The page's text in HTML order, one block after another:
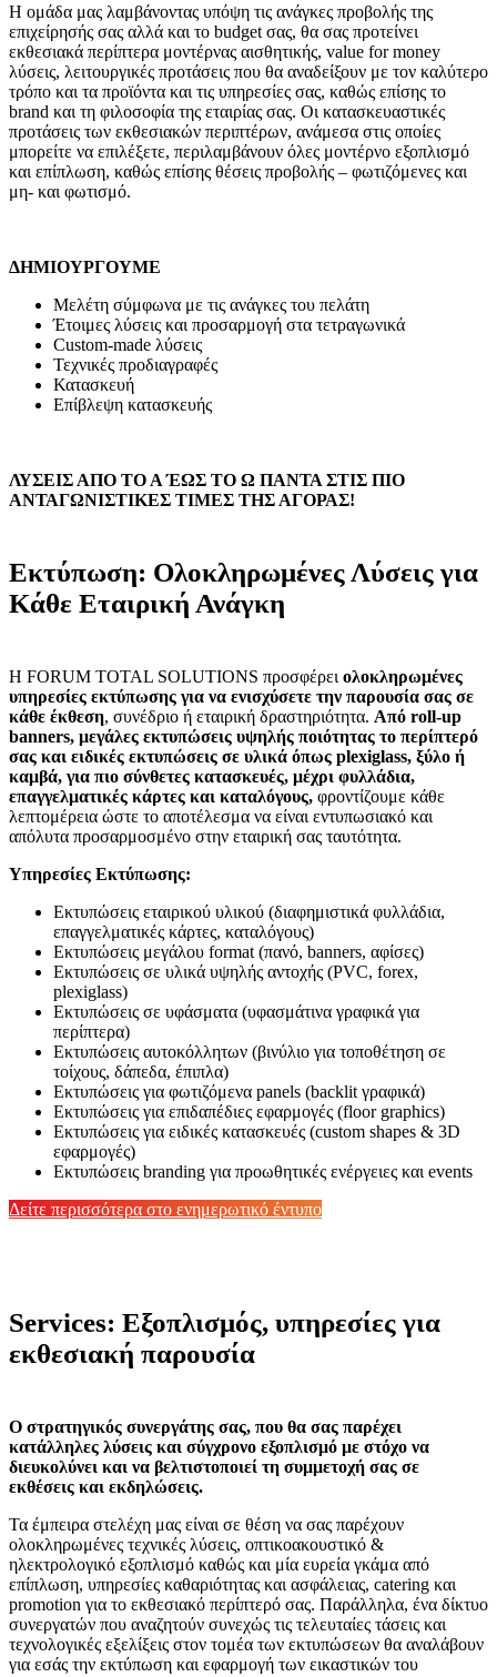
Η ομάδα μας λαμβάνοντας υπόψη τις ανάγκες προβολής της
επιχείρησής σας αλλά και το budget σας, θα σας προτείνει
εκθεσιακά περίπτερα μοντέρνας αισθητικής, value for money
λύσεις, λειτουργικές προτάσεις που θα αναδείξουν με τον καλύτερο
τρόπο και τα προϊόντα και τις υπηρεσίες σας, καθώς επίσης το
brand και τη φιλοσοφία της εταιρίας σας. Οι κατασκευαστικές
προτάσεις των εκθεσιακών περιπτέρων, ανάμεσα στις οποίες
μπορείτε να επιλέξετε, περιλαμβάνουν όλες μοντέρνο εξοπλισμό
και επίπλωση, καθώς επίσης θέσεις προβολής – φωτιζόμενες και
μη- και φωτισμό.
ΔΗΜΙΟΥΡΓΟΥΜΕ
Μελέτη σύμφωνα με τις ανάγκες του πελάτη
Έτοιμες λύσεις και προσαρμογή στα τετραγωνικά
Custom-made λύσεις
Τεχνικές προδιαγραφές
Κατασκευή
Επίβλεψη κατασκευής
ΛΥΣΕΙΣ ΑΠΟ ΤΟ Α ΈΩΣ ΤΟ Ω ΠΑΝΤΑ ΣΤΙΣ ΠΙΟ
ΑΝΤΑΓΩΝΙΣΤΙΚΕΣ ΤΙΜΕΣ ΤΗΣ ΑΓΟΡΑΣ!
Εκτύπωση: Ολοκληρωμένες Λύσεις για
Κάθε Εταιρική Ανάγκη
Η FORUM TOTAL SOLUTIONS προσφέρει ολοκληρωμένες
υπηρεσίες εκτύπωσης για να ενισχύσετε την παρουσία σας σε
κάθε έκθεση, συνέδριο ή εταιρική δραστηριότητα. Από roll-up
banners, μεγάλες εκτυπώσεις υψηλής ποιότητας το περίπτερό
σας και ειδικές εκτυπώσεις σε υλικά όπως plexiglass, ξύλο ή
καμβά, για πιο σύνθετες κατασκευές, μέχρι φυλλάδια,
επαγγελματικές κάρτες και καταλόγους, φροντίζουμε κάθε
λεπτομέρεια ώστε το αποτέλεσμα να είναι εντυπωσιακό και
απόλυτα προσαρμοσμένο στην εταιρική σας ταυτότητα.
Υπηρεσίες Εκτύπωσης:
Εκτυπώσεις εταιρικού υλικού (διαφημιστικά φυλλάδια,
επαγγελματικές κάρτες, καταλόγους)
Εκτυπώσεις μεγάλου format (πανό, banners, αφίσες)
Εκτυπώσεις σε υλικά υψηλής αντοχής (PVC, forex,
plexiglass)
Εκτυπώσεις σε υφάσματα (υφασμάτινα γραφικά για
περίπτερα)
Εκτυπώσεις αυτοκόλλητων (βινύλιο για τοποθέτηση σε
τοίχους, δάπεδα, έπιπλα)
Εκτυπώσεις για φωτιζόμενα panels (backlit γραφικά)
Εκτυπώσεις για επιδαπέδιες εφαρμογές (floor graphics)
Εκτυπώσεις για ειδικές κατασκευές (custom shapes & 3D
εφαρμογές)
Εκτυπώσεις branding για προωθητικές ενέργειες και events
Δείτε περισσότερα στο ενημερωτικό έντυπο
Services: Εξοπλισμός, υπηρεσίες για
εκθεσιακή παρουσία
Ο στρατηγικός συνεργάτης σας, που θα σας παρέχει
κατάλληλες λύσεις και σύγχρονο εξοπλισμό με στόχο να
διευκολύνει και να βελτιστοποιεί τη συμμετοχή σας σε
εκθέσεις και εκδηλώσεις.
Τα έμπειρα στελέχη μας είναι σε θέση να σας παρέχουν
ολοκληρωμένες τεχνικές λύσεις, οπτικοακουστικό &
ηλεκτρολογικό εξοπλισμό καθώς και μία ευρεία γκάμα από
επίπλωση, υπηρεσίες καθαριότητας και ασφάλειας, catering και
promotion για το εκθεσιακό περίπτερό σας. Παράλληλα, ένα δίκτυο
συνεργατών που αναζητούν συνεχώς τις τελευταίες τάσεις και
τεχνολογικές εξελίξεις στον τομέα των εκτυπώσεων θα αναλάβουν
για εσάς την εκτύπωση και εφαρμογή των εικαστικών του